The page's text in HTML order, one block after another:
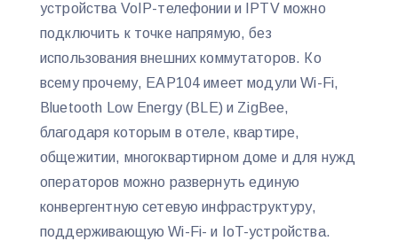
устройства VoIP-телефонии и IPTV можно
подключить к точке напрямую, без
использования внешних коммутаторов. Ко
всему прочему, EAP104 имеет модули Wi-Fi,
Bluetooth Low Energy (BLE) и ZigBee,
благодаря которым в отеле, квартире,
общежитии, многоквартирном доме и для нужд
операторов можно развернуть единую
конвергентную сетевую инфраструктуру,
поддерживающую Wi-Fi- и IoT-устройства.